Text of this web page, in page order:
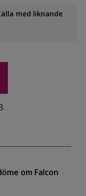
med liknande
om Falcon